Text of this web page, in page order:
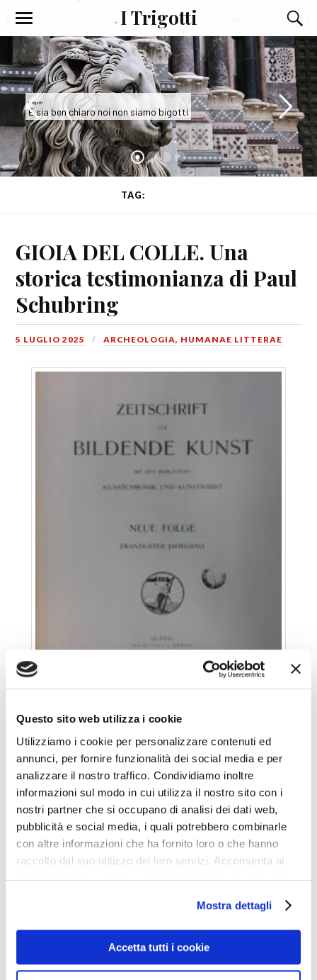
Questo sito web utilizza i cookie
Utilizziamo i cookie per personalizzare contenuti ed
annunci, per fornire funzionalità dei social media e per
analizzare il nostro traffico. Condividiamo inoltre
informazioni sul modo in cui utilizza il nostro sito con i
nostri partner che si occupano di analisi dei dati web,
pubblicità e social media, i quali potrebbero combinarle
con altre informazioni che ha fornito loro o che hanno
raccolto dal suo utilizzo dei loro servizi. Acconsenta ai
nostri cookie se continua ad utilizzare il nostro sito web.
Mostra dettagli
Accetta tutti i cookie
I Trigotti
I Trigotti
E sia ben chiaro noi non siamo bigotti
TAG:
GIOIA DEL COLLE. Una
storica testimonianza di Paul
Schubring
5 LUGLIO 2025 ARCHEOLOGIA, HUMANAE LITTERAE
Giornale di arte delle costruzioni – Con le pagine
aggiuntive – Cronaca artistica e mercato d’arte – Nuova
Serie – Anno ventesimo – Lipsia – Editrice di E. A.
Seemann – 1909 [Purtroppo le foto qui riprodotte sono
di qualità scadente, forse perché hanno sofferto nel
passaggio dalla pagina originale alla fotocopia. N.d.T.]
Paul Schubring
GIOIA DEL COLLE
(traduzione dal tedesco di Emilio Biagini)